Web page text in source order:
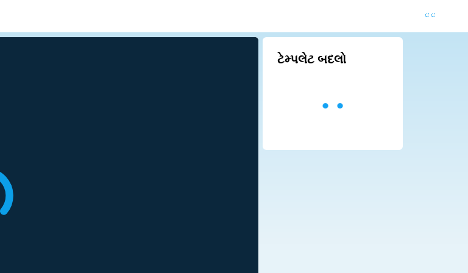
ટેમ્પલેટ બદલો